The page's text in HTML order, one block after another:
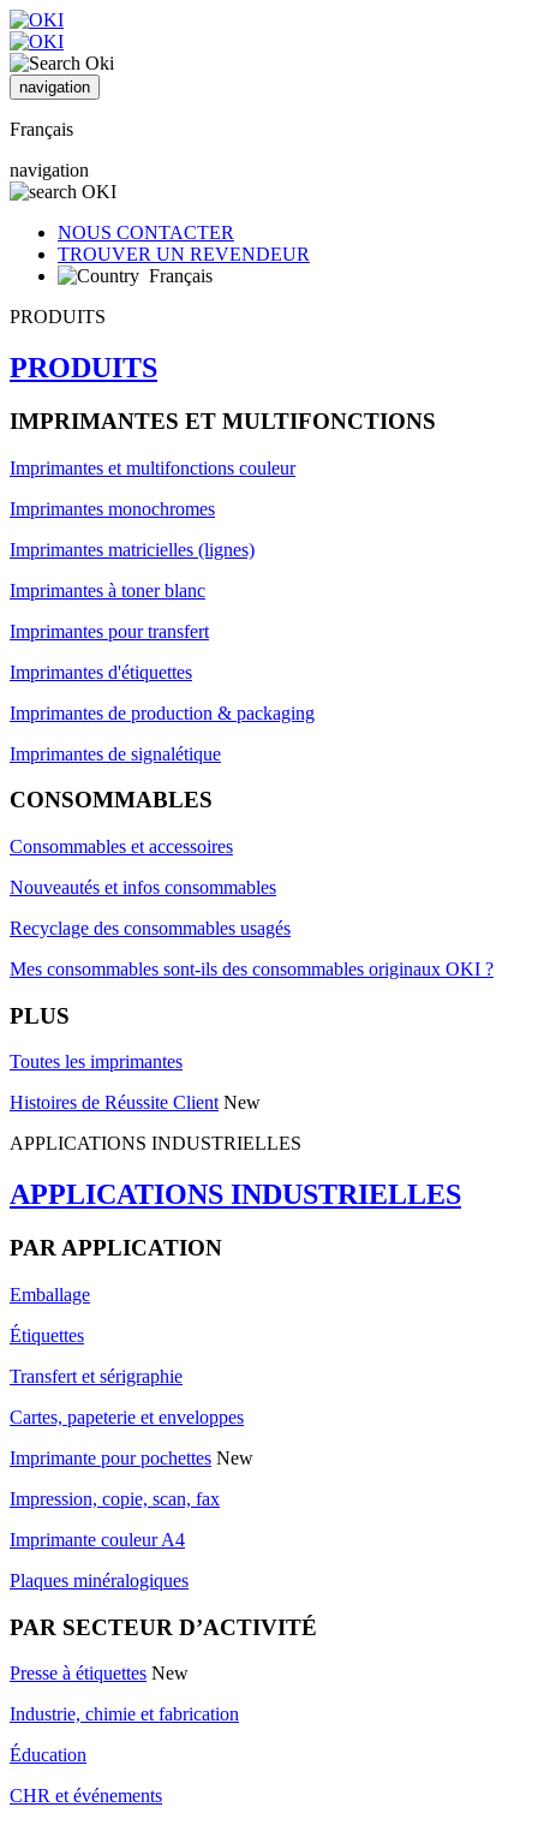
navigation
Français
navigation
NOUS CONTACTER
TROUVER UN REVENDEUR
Français
PRODUITS
PRODUITS
IMPRIMANTES ET MULTIFONCTIONS
Imprimantes et multifonctions couleur
Imprimantes monochromes
Imprimantes matricielles (lignes)
Imprimantes à toner blanc
Imprimantes pour transfert
Imprimantes d'étiquettes
Imprimantes de production & packaging
Imprimantes de signalétique
CONSOMMABLES
Consommables et accessoires
Nouveautés et infos consommables
Recyclage des consommables usagés
Mes consommables sont-ils des consommables originaux OKI ?
PLUS
Toutes les imprimantes
Histoires de Réussite Client New
APPLICATIONS INDUSTRIELLES
APPLICATIONS INDUSTRIELLES
PAR APPLICATION
Emballage
Étiquettes
Transfert et sérigraphie
Cartes, papeterie et enveloppes
Imprimante pour pochettes New
Impression, copie, scan, fax
Imprimante couleur A4
Plaques minéralogiques
PAR SECTEUR D’ACTIVITÉ
Presse à étiquettes New
Industrie, chimie et fabrication
Éducation
CHR et événements